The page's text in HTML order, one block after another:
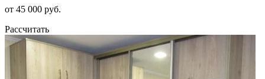
от 45 000 руб.
Рассчитать